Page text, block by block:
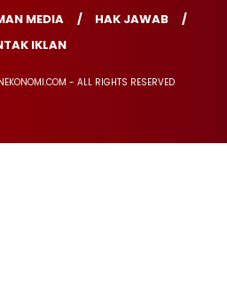
MEDIA
HAK JAWAB
IKLAN
- ALL RIGHTS RESERVED